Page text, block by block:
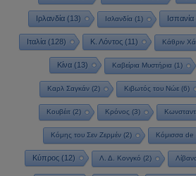
Ιρλανδία(13) Ισλανδία(1) Ισπανία
Ιταλία(128) Κ. Λόντος(11) Κάθριν
Κίνα(13) Καβείρια Μυστήρια(1)
Καρλ Σαγκάν (2) Κιβωτός του Νώε (6)
Κουβέιτ(2) Κρόνος (3)
Κόμης του Σεν Ζερμέν(2) Κόμισσα
Κύπρος (12) Λ. Δ. Κονγκό (2)